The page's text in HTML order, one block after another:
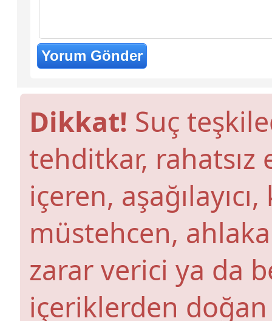
Dikkat! Suç
tehditkar,
içeren,
müstehcen,
zarar verici ya da
içeriklerden